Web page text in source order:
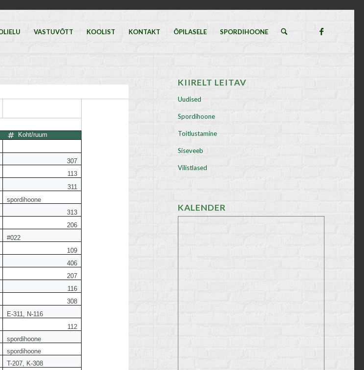
VASTUVÕTT KOOLIST KONTAKT ÕPILASELE SPORDIHOONE
KIIRELT LEITAV
Uudised
Spordihoone
Toitlustamine
Siseveeb
Vilistlased
KALENDER